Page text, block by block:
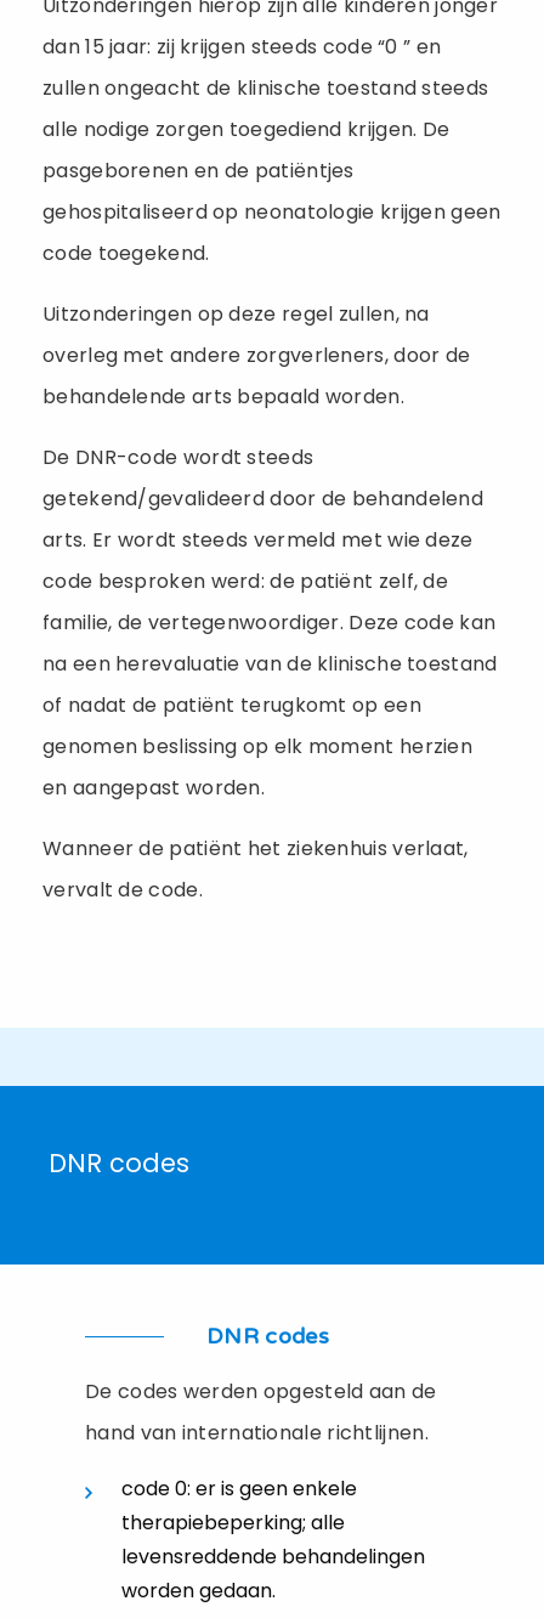
dan 15 jaar: zij krijgen steeds code “0 ” en
zullen ongeacht de klinische toestand steeds
alle nodige zorgen toegediend krijgen. De
pasgeborenen en de patiëntjes
gehospitaliseerd op neonatologie krijgen geen
code toegekend.
Uitzonderingen op deze regel zullen, na
overleg met andere zorgverleners, door de
behandelende arts bepaald worden.
De DNR-code wordt steeds
getekend/gevalideerd door de behandelend
arts. Er wordt steeds vermeld met wie deze
code besproken werd: de patiënt zelf, de
familie, de vertegenwoordiger. Deze code kan
na een herevaluatie van de klinische toestand
of nadat de patiënt terugkomt op een
genomen beslissing op elk moment herzien
en aangepast worden.
Wanneer de patiënt het ziekenhuis verlaat,
vervalt de code.
DNR codes
DNR codes
De codes werden opgesteld aan de
hand van internationale richtlijnen.
code 0: er is geen enkele
therapiebeperking; alle
levensreddende behandelingen
worden gedaan.